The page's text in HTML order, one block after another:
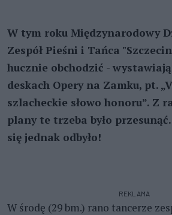
W tym roku Międzynarodowy
Zespół Pieśni i Tańca
hucznie obchodzić -
deskach Opery na Zamku, pt.
szlacheckie słowo honoru”. Z
plany te trzeba było
się jednak odbyło!
REKLAMA
W środę (29 bm.) rano tancerze